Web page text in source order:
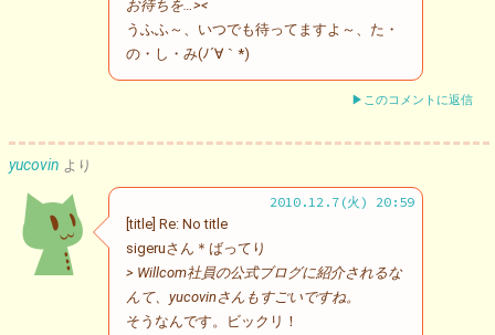
お待ちを…><
うふふ～、いつでも待ってますよ～、た・
の・し・み(ﾉ´∀｀*)
▶このコメントに返信
yucovin より
2010.12.7(火) 20:59
[title] Re: No title
sigeruさん＊ばってり
> Willcom社員の公式ブログに紹介されるな
んて、yucovinさんもすごいですね。
そうなんです。ビックリ！